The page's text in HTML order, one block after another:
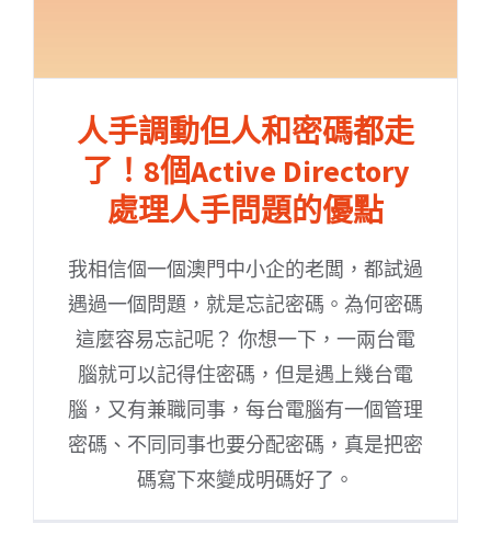
人手調動但人和密碼都走
了！8個Active Directory
處理人手問題的優點
我相信個一個澳門中小企的老闆，都試過
遇過一個問題，就是忘記密碼。為何密碼
這麼容易忘記呢？ 你想一下，一兩台電
腦就可以記得住密碼，但是遇上幾台電
腦，又有兼職同事，每台電腦有一個管理
密碼、不同同事也要分配密碼，真是把密
碼寫下來變成明碼好了。